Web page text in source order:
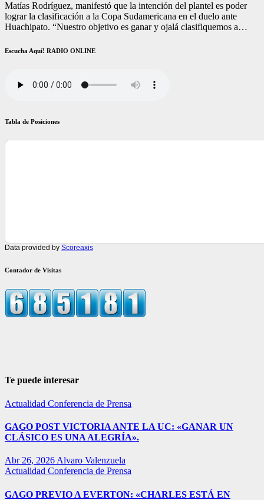
Matías Rodríguez, manifestó que la intención del plantel es poder
lograr la clasificación a la Copa Sudamericana en el duelo ante
Huachipato. “Nuestro objetivo es ganar y ojalá clasifiquemos a…
Escucha Aquí! RADIO ONLINE
Tabla de Posiciones
Data provided by Scoreaxis
Contador de Visitas
Te puede interesar
Actualidad Conferencia de Prensa
GAGO POST VICTORIA ANTE LA UC: «GANAR UN
CLÁSICO ES UNA ALEGRÍA».
Abr 26, 2026 Alvaro Valenzuela
Actualidad Conferencia de Prensa
GAGO PREVIO A EVERTON: «CHARLES ESTÁ EN